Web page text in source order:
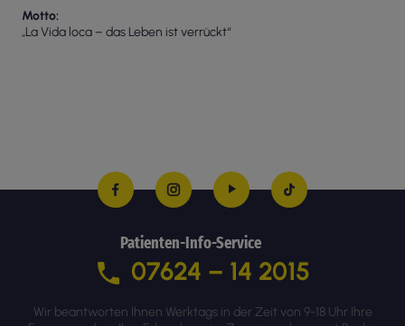
Motto
„La Vida loca – das Leben ist verrückt“
Patienten-Info-Service
07624 – 14 2015
Wir beantworten Ihnen Werktags in der Zeit von 9-18 Uhr Ihre